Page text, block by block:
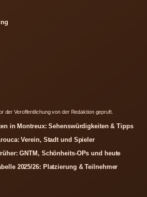
der Veroffentlichung von der Redaktion gepruft.
in Montreux: Sehenswürdigkeiten & Tipps
Verein, Stadt und Spieler
GNTM, Schönheits-OPs und heute
2025/26: Platzierung & Teilnehmer